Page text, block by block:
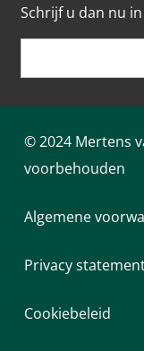
Schrijf u dan nu
© 2024 Mertens
voorbehouden
Algemene
Privacy
Cookiebeleid